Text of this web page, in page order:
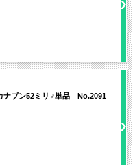
ナブン52ミリ♂単品 No.2091